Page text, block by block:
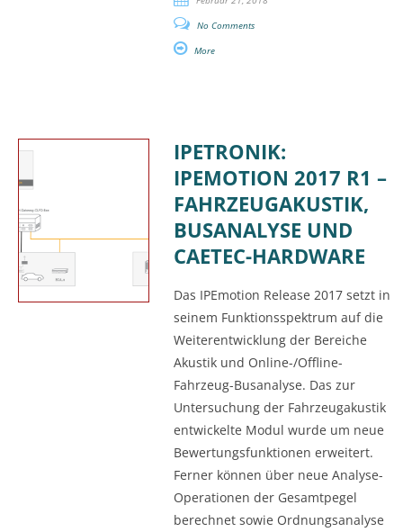
No Comments
More
IPETRONIK:
IPEMOTION 2017 R1 –
FAHRZEUGAKUSTIK,
BUSANALYSE UND
CAETEC-HARDWARE
Das IPEmotion Release 2017 setzt in
seinem Funktionsspektrum auf die
Weiterentwicklung der Bereiche
Akustik und Online-/Offline-
Fahrzeug-Busanalyse. Das zur
Untersuchung der Fahrzeugakustik
entwickelte Modul wurde um neue
Bewertungsfunktionen erweitert.
Ferner können über neue Analyse-
Operationen der Gesamtpegel
berechnet sowie Ordnungsanalyse